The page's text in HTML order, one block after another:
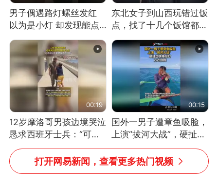
男子偶遇路灯螺丝发红
以为是小灯 却发现能点
燃香烟 当事人：已报警
处理
东北女子到山西玩错过饭
点，找了十几个饭馆都没
开门：午休到几点
00:19
12岁摩洛哥男孩边境哭泣
恳求西班牙士兵：“可不
可以不要把我遣返回国”
00:15
国外一男子遭章鱼吸脸，
上演“拔河大战”，硬扯加
铁棒敲打方才挣脱
打开网易新闻，查看更多热门视频